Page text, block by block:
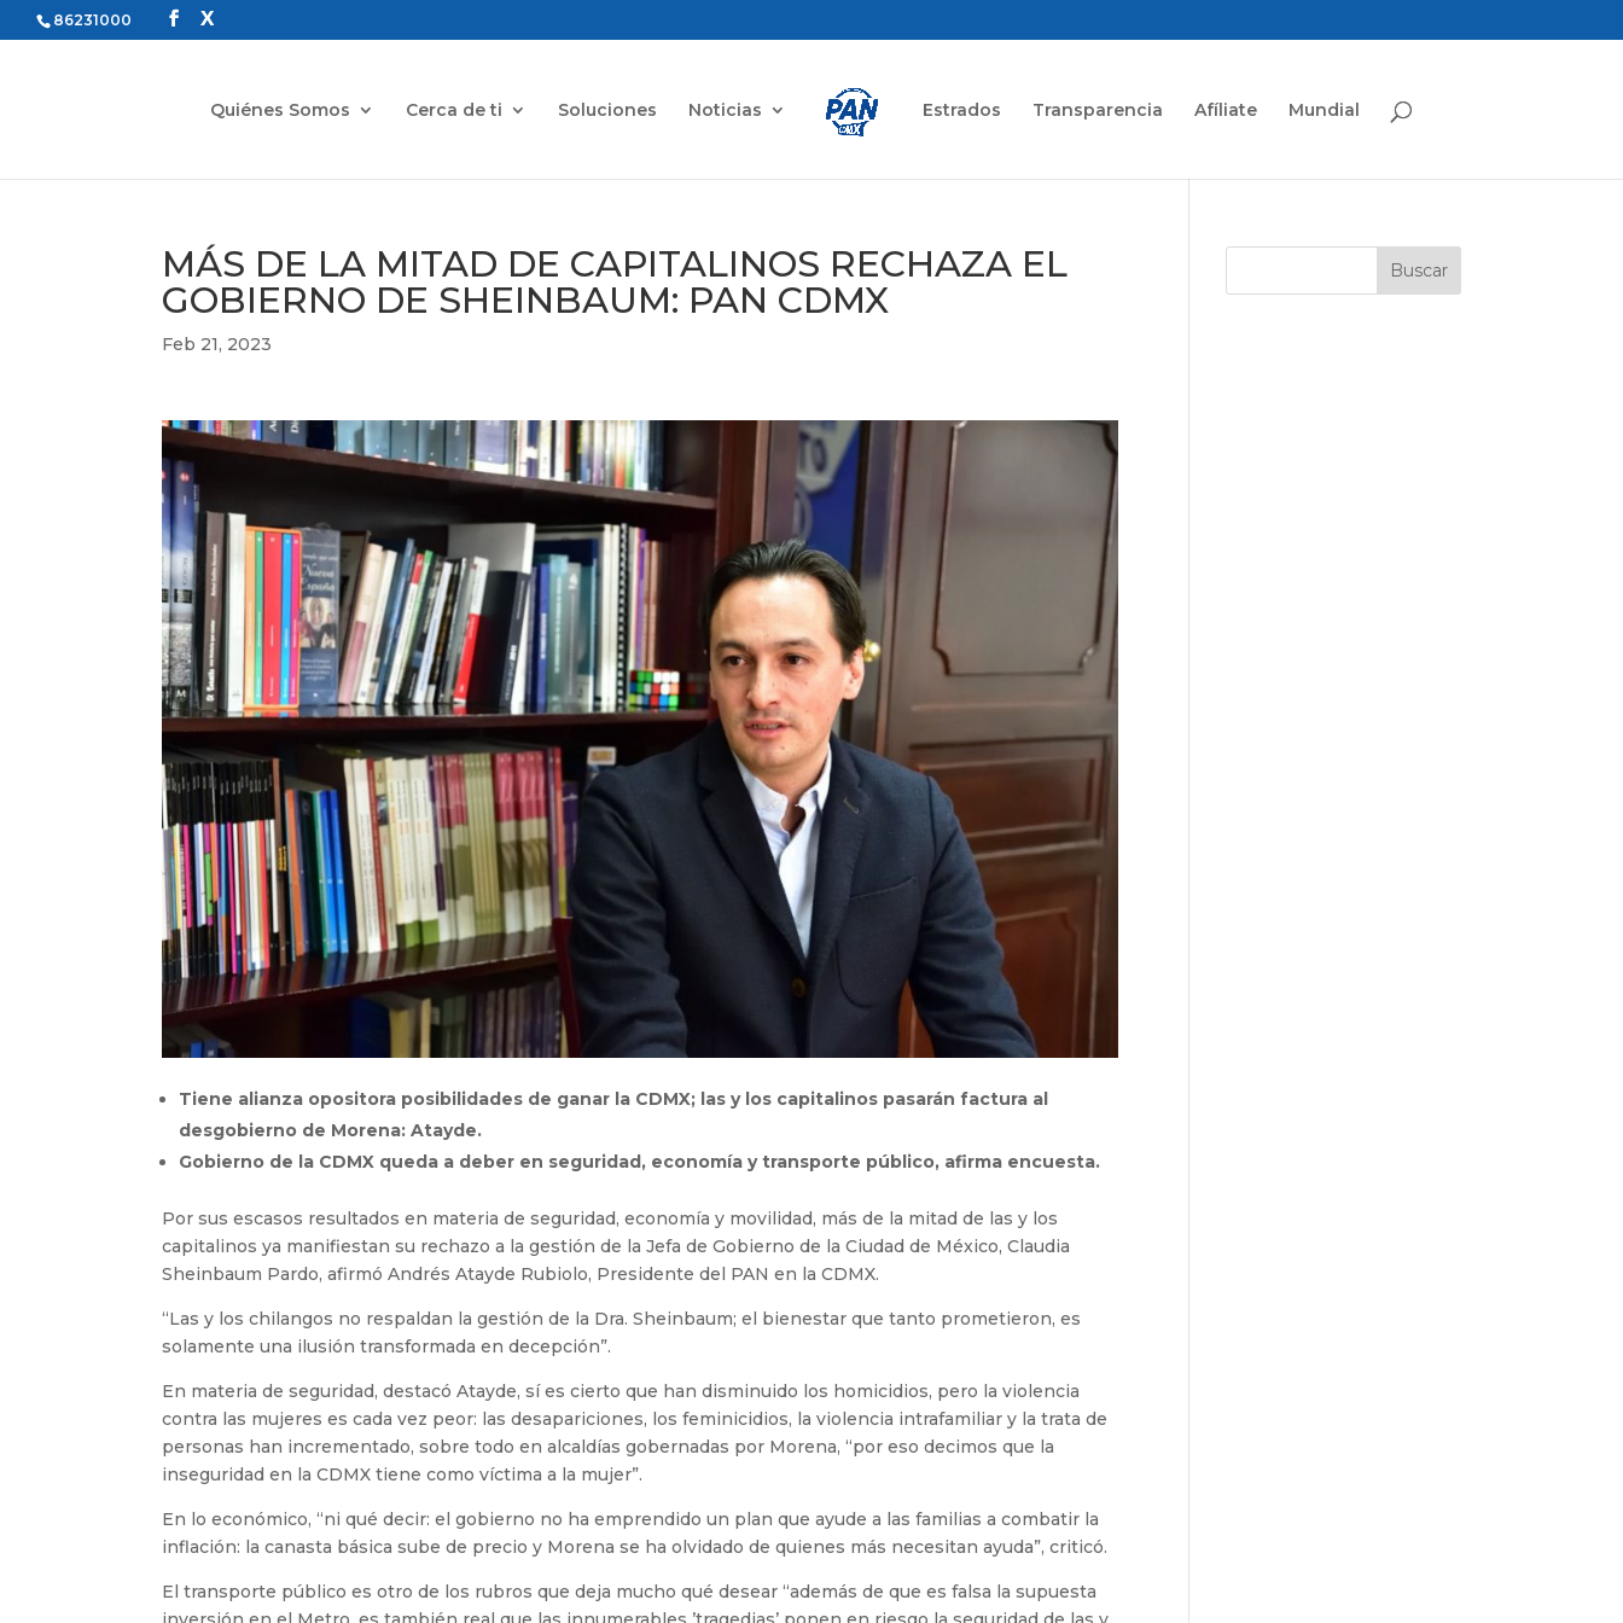
86231000
Quiénes Somos Cerca de ti Soluciones Noticias Estrados Transparencia Afíliate Mundial
MÁS DE LA MITAD DE CAPITALINOS RECHAZA EL
GOBIERNO DE SHEINBAUM: PAN CDMX
Feb 21, 2023
Tiene alianza opositora posibilidades de ganar la CDMX; las y los capitalinos pasarán factura al
desgobierno de Morena: Atayde.
Gobierno de la CDMX queda a deber en seguridad, economía y transporte público, afirma encuesta.
Por sus escasos resultados en materia de seguridad, economía y movilidad, más de la mitad de las y los
capitalinos ya manifiestan su rechazo a la gestión de la Jefa de Gobierno de la Ciudad de México, Claudia
Sheinbaum Pardo, afirmó Andrés Atayde Rubiolo, Presidente del PAN en la CDMX.
“Las y los chilangos no respaldan la gestión de la Dra. Sheinbaum; el bienestar que tanto prometieron, es
solamente una ilusión transformada en decepción”.
En materia de seguridad, destacó Atayde, sí es cierto que han disminuido los homicidios, pero la violencia
contra las mujeres es cada vez peor: las desapariciones, los feminicidios, la violencia intrafamiliar y la trata de
personas han incrementado, sobre todo en alcaldías gobernadas por Morena, “por eso decimos que la
inseguridad en la CDMX tiene como víctima a la mujer”.
En lo económico, “ni qué decir: el gobierno no ha emprendido un plan que ayude a las familias a combatir la
inflación: la canasta básica sube de precio y Morena se ha olvidado de quienes más necesitan ayuda”, criticó.
El transporte público es otro de los rubros que deja mucho qué desear “además de que es falsa la supuesta